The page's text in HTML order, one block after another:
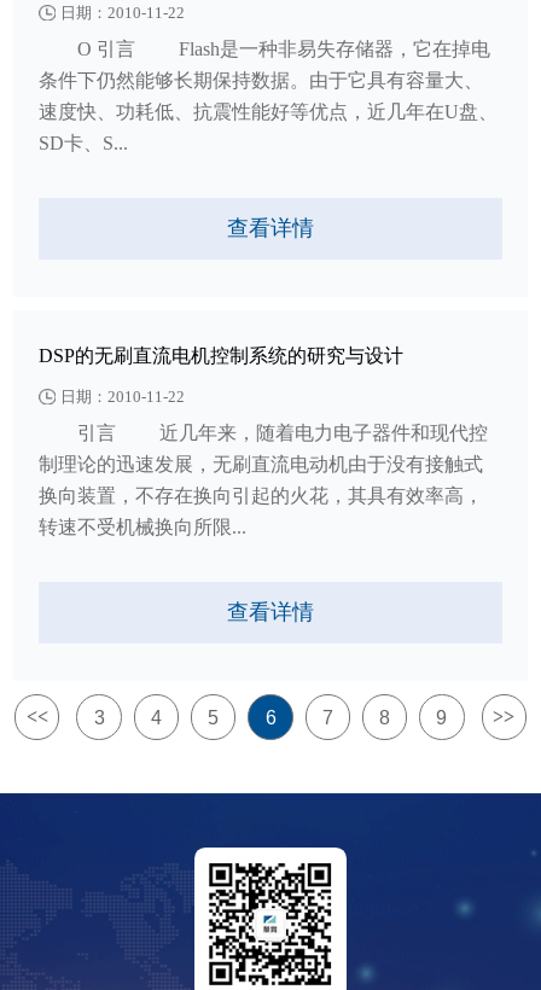
日期：2010-11-22
O 引言 Flash是一种非易失存储器，它在掉电
条件下仍然能够长期保持数据。由于它具有容量大、
速度快、功耗低、抗震性能好等优点，近几年在U盘、
SD卡、S...
查看详情
DSP的无刷直流电机控制系统的研究与设计
日期：2010-11-22
引言 近几年来，随着电力电子器件和现代控
制理论的迅速发展，无刷直流电动机由于没有接触式
换向装置，不存在换向引起的火花，其具有效率高，
转速不受机械换向所限...
查看详情
<< 3 4 5 6 7 8 9 >>